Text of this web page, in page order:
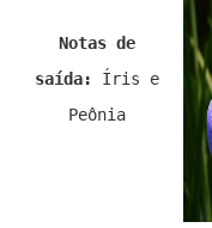
Notas de
saída: Íris e
Peônia